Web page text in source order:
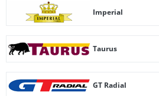
Imperial
Taurus
GT Radial